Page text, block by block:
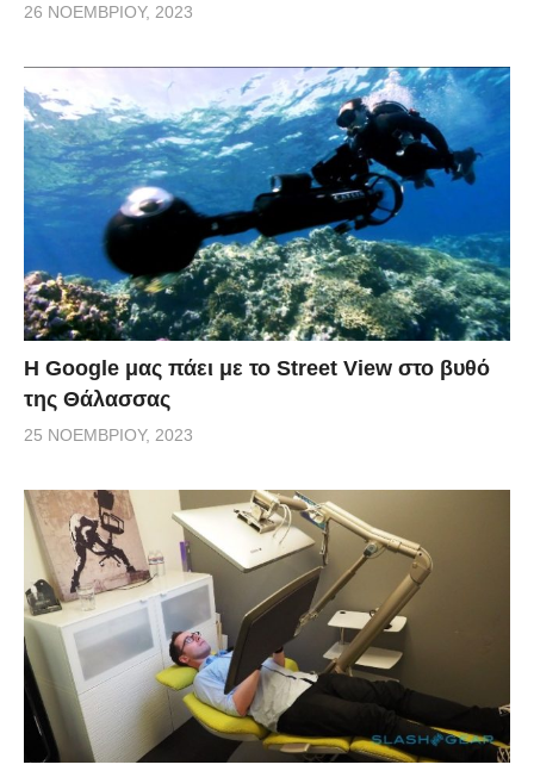
26 ΝΟΕΜΒΡΊΟΥ, 2023
H Google μας πάει με το Street View στο βυθό
της Θάλασσας
25 ΝΟΕΜΒΡΊΟΥ, 2023